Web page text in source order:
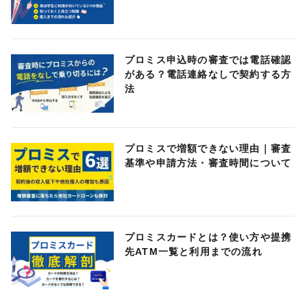
プロミス申込時の審査では電話確認
がある？電話連絡なしで契約する方
法
プロミスで増額できない理由｜審査
基準や申請方法・審査時間について
プロミスカードとは？使い方や提携
先ATM一覧と利用までの流れ